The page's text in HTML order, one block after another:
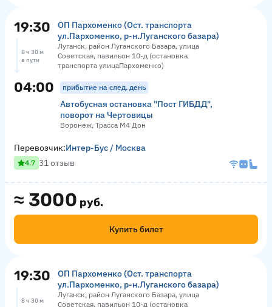
19:30
ОП Пархоменко (Ост. транспорта
ул.Пархоменко, р-н.Луганского базара)
Луганск, район Луганского Базара, улица
Советская, павильон 10-д (остановка
транспорта улицаПархоменко)
8 ч 30 м
в пути
04:00 прибытие на след. день
Автобусная остановка "Пост ГИБДД",
поворот на Чертовицы
Воронеж, Трасса М4 Дон
≈ 3000 руб.
Купить билет
Перевозчик:Интер-Бус / Москва
4.7 31 отзыв
19:30
ОП Пархоменко (Ост. транспорта
ул.Пархоменко, р-н.Луганского базара)
Луганск, район Луганского Базара, улица
Советская, павильон 10-д (остановка
8 ч 30 м